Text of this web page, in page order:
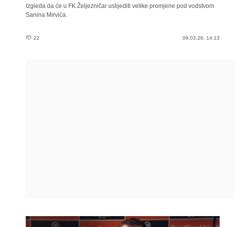
Izgleda da će u FK Željezničar uslijediti velike promjene pod vodstvom
Sanina Mirvića.
22 09.03.26. 14:13